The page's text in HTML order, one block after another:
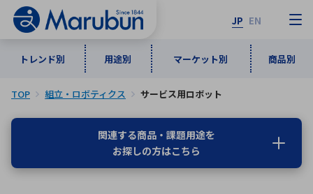
JP EN
トレンド別 用途別 マーケット別 商品別
トレンド別
インダストリアルDXソリューション
用途別
通信・ネットワーク
マーケット別
商品別
メーカ一覧
TOP 組立・ロボティクス サービス用ロボット
関連する商品・課題用途を
お探しの方はこちら